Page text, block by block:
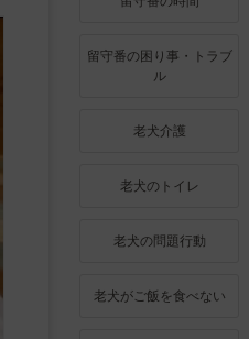
留守番の困り事・トラブ
ル
老犬介護
老犬のトイレ
老犬の問題行動
老犬がご飯を食べない